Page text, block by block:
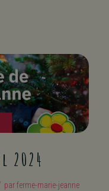
2024
parferme-marie-jeanne